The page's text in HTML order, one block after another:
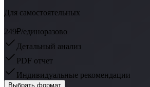
Для самостоятельных
249₽/единоразово
Детальный анализ
PDF отчет
Индивидуальные рекомендации
Выбрать формат